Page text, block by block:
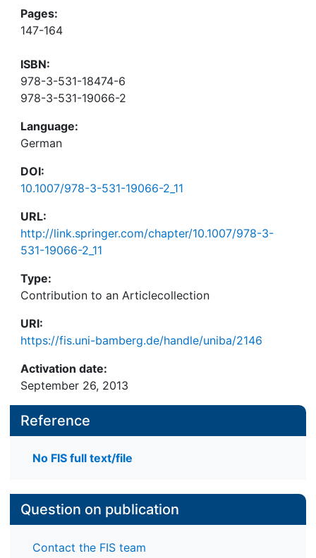
Pages:
147-164
ISBN:
978-3-531-18474-6
978-3-531-19066-2
Language:
German
DOI:
10.1007/978-3-531-19066-2_11
URL:
http://link.springer.com/chapter/10.1007/978-3-
531-19066-2_11
Type:
Contribution to an Articlecollection
URI:
https://fis.uni-bamberg.de/handle/uniba/2146
Activation date:
September 26, 2013
Reference
No FIS full text/file
Question on publication
Contact the FIS team